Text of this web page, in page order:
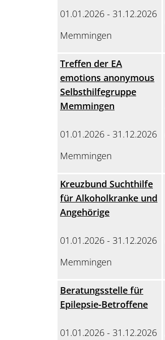
01.01.2026 - 31.12.2026
Memmingen
Treffen der EA
emotions anonymous
Selbsthilfegruppe
Memmingen
01.01.2026 - 31.12.2026
Memmingen
Kreuzbund Suchthilfe
für Alkoholkranke und
Angehörige
01.01.2026 - 31.12.2026
Memmingen
Beratungsstelle für
Epilepsie-Betroffene
01.01.2026 - 31.12.2026